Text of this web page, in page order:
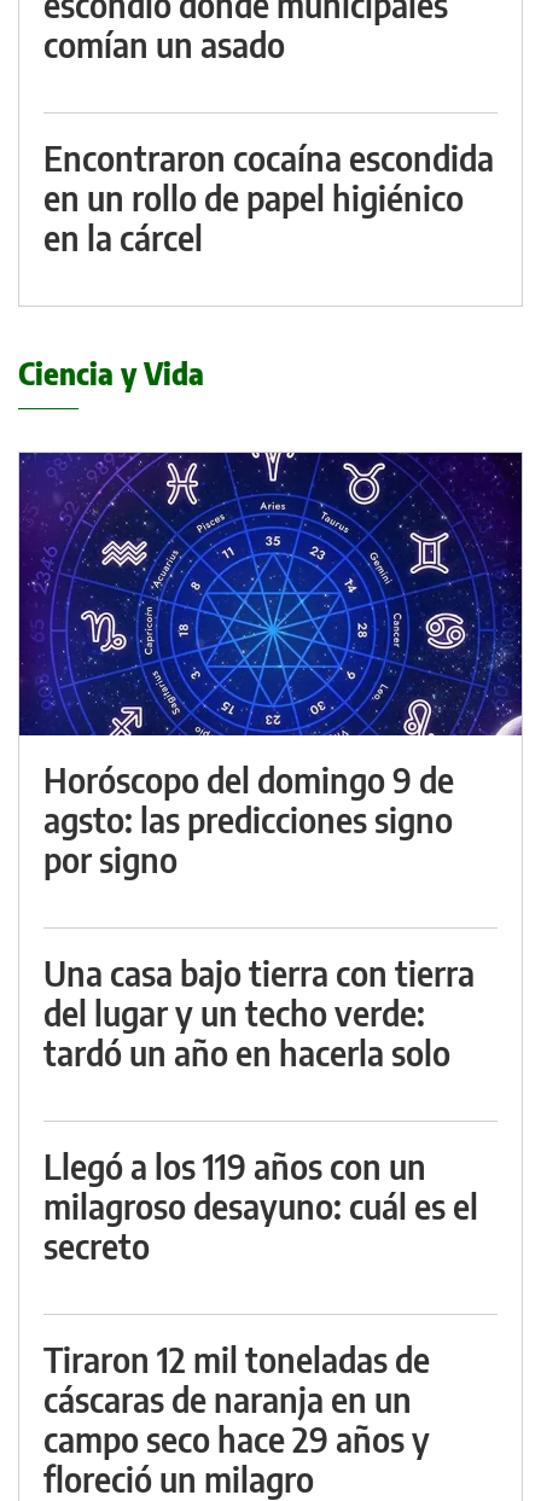
comían un asado
Encontraron cocaína escondida
en un rollo de papel higiénico
en la cárcel
Ciencia y Vida
Horóscopo del domingo 9 de
agsto: las predicciones signo
por signo
Una casa bajo tierra con tierra
del lugar y un techo verde:
tardó un año en hacerla solo
Llegó a los 119 años con un
milagroso desayuno: cuál es el
secreto
Tiraron 12 mil toneladas de
cáscaras de naranja en un
campo seco hace 29 años y
floreció un milagro